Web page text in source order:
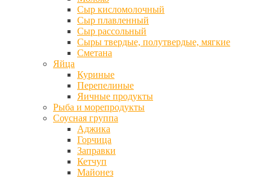
Сыр кисломолочный
Сыр плавленный
Сыр рассольный
Сыры твердые, полутвердые, мягкие
Сметана
Яйца
Куриные
Перепелиные
Яичные продукты
Рыба и морепродукты
Соусная группа
Аджика
Горчица
Заправки
Кетчуп
Майонез